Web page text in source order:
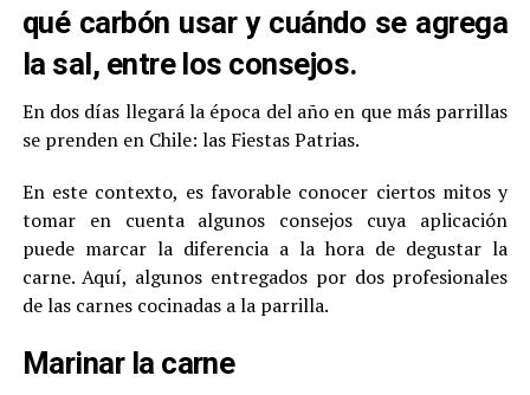
qué carbón usar y cuándo se agrega
la sal, entre los consejos.
En dos días llegará la época del año en que más parrillas
se prenden en Chile: las Fiestas Patrias.
En este contexto, es favorable conocer ciertos mitos y
tomar en cuenta algunos consejos cuya aplicación
puede marcar la diferencia a la hora de degustar la
carne. Aquí, algunos entregados por dos profesionales
de las carnes cocinadas a la parrilla.
Marinar la carne